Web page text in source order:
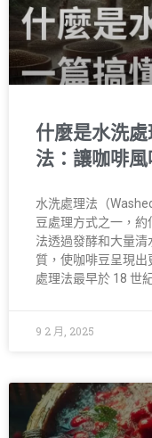
什麼是水洗
法：讓咖啡
水洗處理法（
豆處理方式之一，約
法透過發酵和大量
質，使咖啡豆呈現
處理法最早於 18 世
9 2 月, 2025